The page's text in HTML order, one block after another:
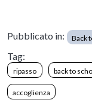
Pubblicato in: Back
Tag:
ripasso back to
accoglienza